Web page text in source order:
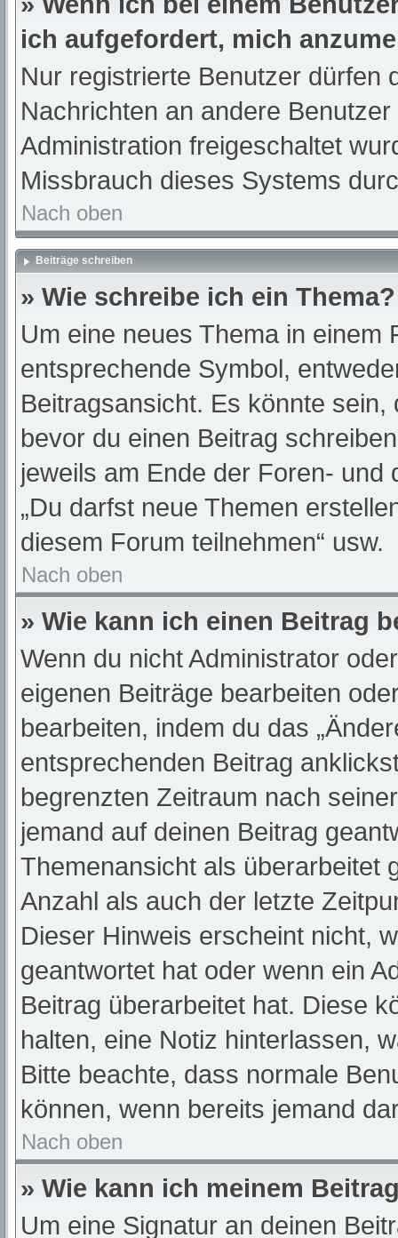
ich aufgefordert, mich
Nur registrierte Benutzer dürfen
Nachrichten an andere
Administration freigeschaltet
Missbrauch dieses Systems
Nach oben
Beiträge schreiben
» Wie schreibe ich ein Thema?
Um eine neues Thema in
entsprechende Symbol,
Beitragsansicht. Es könnte
bevor du einen Beitrag
jeweils am Ende der Foren-
„Du darfst neue Themen
diesem Forum teilnehmen“ usw.
Nach oben
» Wie kann ich einen Beitrag
Wenn du nicht Administrator
eigenen Beiträge bearbeiten
bearbeiten, indem du das
entsprechenden Beitrag
begrenzten Zeitraum nach
jemand auf deinen Beitrag
Themenansicht als überarbeitet
Anzahl als auch der letzte
Dieser Hinweis erscheint nicht,
geantwortet hat oder wenn ein
Beitrag überarbeitet hat. Diese
halten, eine Notiz hinterlassen,
Bitte beachte, dass normale
können, wenn bereits jemand
Nach oben
» Wie kann ich meinem
Um eine Signatur an deinen